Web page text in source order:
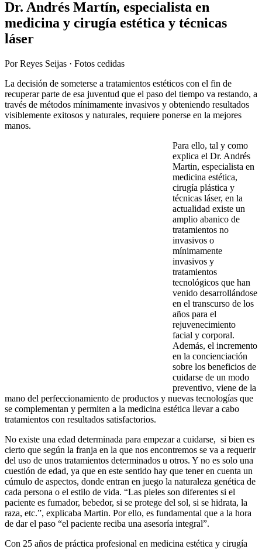
Dr. Andrés Martín, especialista en
medicina y cirugía estética y técnicas
láser
Por Reyes Seijas · Fotos cedidas
La decisión de someterse a tratamientos estéticos con el fin de
recuperar parte de esa juventud que el paso del tiempo va restando, a
través de métodos mínimamente invasivos y obteniendo resultados
visiblemente exitosos y naturales, requiere ponerse en la mejores
manos.
Para ello, tal y como
explica el Dr. Andrés
Martin, especialista en
medicina estética,
cirugía plástica y
técnicas láser, en la
actualidad existe un
amplio abanico de
tratamientos no
invasivos o
mínimamente
invasivos y
tratamientos
tecnológicos que han
venido desarrollándose
en el transcurso de los
años para el
rejuvenecimiento
facial y corporal.
Además, el incremento
en la concienciación
sobre los beneficios de
cuidarse de un modo
preventivo, viene de la
mano del perfeccionamiento de productos y nuevas tecnologías que
se complementan y permiten a la medicina estética llevar a cabo
tratamientos con resultados satisfactorios.
No existe una edad determinada para empezar a cuidarse, si bien es
cierto que según la franja en la que nos encontremos se va a requerir
del uso de unos tratamientos determinados u otros. Y no es solo una
cuestión de edad, ya que en este sentido hay que tener en cuenta un
cúmulo de aspectos, donde entran en juego la naturaleza genética de
cada persona o el estilo de vida. “Las pieles son diferentes si el
paciente es fumador, bebedor, si se protege del sol, si se hidrata, la
raza, etc.”, explicaba Martin. Por ello, es fundamental que a la hora
de dar el paso “el paciente reciba una asesoría integral”.
Con 25 años de práctica profesional en medicina estética y cirugía